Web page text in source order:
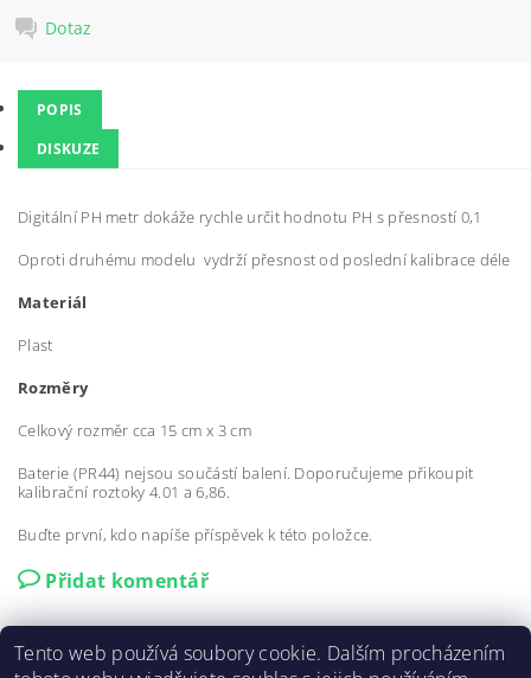
Dotaz
POPIS
DISKUZE
Digitální PH metr dokáže rychle určit hodnotu PH s přesností 0,1
Oproti druhému modelu vydrží přesnost od poslední kalibrace déle
Materiál
Plast
Rozměry
Celkový rozměr cca 15 cm x 3 cm
Baterie (PR44) nejsou součástí balení. Doporučujeme přikoupit
kalibrační roztoky 4.01 a 6,86.
Buďte první, kdo napíše příspěvek k této položce.
Přidat komentář
Tento web používá soubory cookie. Dalším procházením